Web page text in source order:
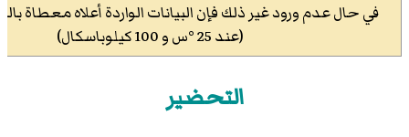
في حال عدم ورود غير ذلك فإن البيانات الواردة أعلاه معطاة
(عند 25 °س و 100 كيلوباسكال)
التحضير